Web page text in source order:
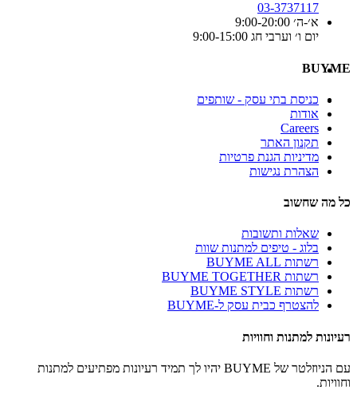
03-3737117
א׳-ה׳ 9:00-20:00
יום ו׳ וערבי חג 9:00-15:00
BUYME
כניסת בתי עסק - שותפים
אודות
Careers
תקנון האתר
מדיניות הגנת פרטיות
הצהרת נגישות
כל מה שחשוב
שאלות ותשובות
בלוג - טיפים למתנות שוות
רשתות BUYME ALL
רשתות BUYME TOGETHER
רשתות BUYME STYLE
להצטרף כבית עסק ל-BUYME
רעיונות למתנות וחוויות
עם הניוזלטר של BUYME יהיו לך תמיד רעיונות מפתיעים למתנות
וחוויות.